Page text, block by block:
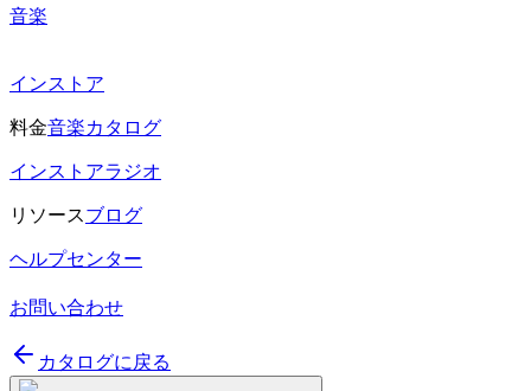
音楽
インストア
料金音楽カタログ
インストアラジオ
リソースブログ
ヘルプセンター
お問い合わせ
カタログに戻る